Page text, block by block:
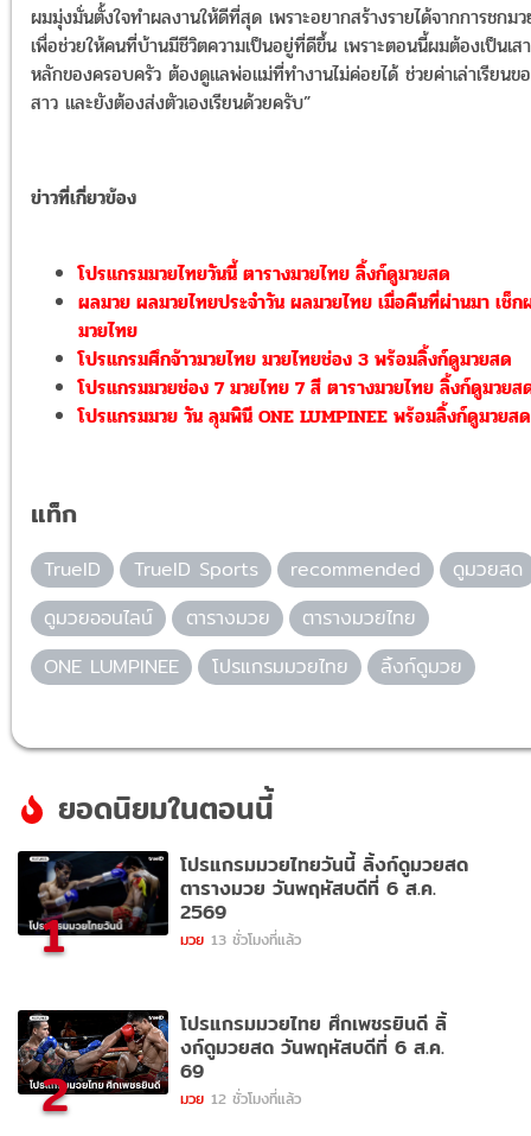
ผมมุ่งมั่นตั้งใจทำผลงานให้ดีที่สุด เพราะอยากสร้างรายได้จากการชกม
เพื่อช่วยให้คนที่บ้านมีชีวิตความเป็นอยู่ที่ดีขึ้น เพราะตอนนี้ผมต้องเป็นเสา
หลักของครอบครัว ต้องดูแลพ่อแม่ที่ทำงานไม่ค่อยได้ ช่วยค่าเล่าเรียนข
สาว และยังต้องส่งตัวเองเรียนด้วยครับ”
ข่าวที่เกี่ยวข้อง
โปรแกรมมวยไทยวันนี้ ตารางมวยไทย ลิ้งก์ดูมวยสด
ผลมวย ผลมวยไทยประจำวัน ผลมวยไทย เมื่อคืนที่ผ่านมา เช็ก
มวยไทย
โปรแกรมศึกจ้าวมวยไทย มวยไทยช่อง 3 พร้อมลิ้งก์ดูมวยสด
โปรแกรมมวยช่อง 7 มวยไทย 7 สี ตารางมวยไทย ลิ้งก์ดูมวยส
โปรแกรมมวย วัน ลุมพินี ONE LUMPINEE พร้อมลิ้งก์ดูมวยสด
แท็ก
TrueID TrueID Sports recommended
ดูมวยสด
ดูมวยออนไลน์
ตารางมวย
ตารางมวยไทย
ONE LUMPINEE
โปรแกรมมวยไทย ลิ้งก์ดูมวย
ยอดนิยมในตอนนี้
1
โปรแกรมมวยไทยวันนี้ ลิ้งก์ดูมวยสด
ตารางมวย วันพฤหัสบดีที่ 6 ส.ค.
2569
มวย 13 ชั่วโมงที่แล้ว
2
โปรแกรมมวยไทย ศึกเพชรยินดี ลิ้
งก์ดูมวยสด วันพฤหัสบดีที่ 6 ส.ค.
69
มวย 12 ชั่วโมงที่แล้ว